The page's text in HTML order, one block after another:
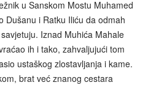
u Sanskom Mostu Muhamed
Dušanu i Ratku Iliću da odmah
Iznad Muhića Mahale
ih i tako, zahvaljujući tom
ustaškog zlostavljanja i kame.
brat već znanog cestara